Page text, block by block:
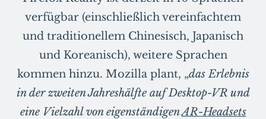
verfügbar (einschließlich vereinfachtem
und traditionellem Chinesisch, Japanisch
und Koreanisch), weitere Sprachen
kommen hinzu. Mozilla plant, „das Erlebnis
in der zweiten Jahreshälfte auf Desktop-VR und
eine Vielzahl von eigenständigenAR-Headsets